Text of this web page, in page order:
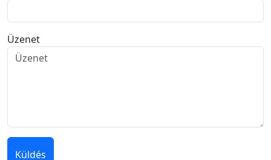
Üzenet
Küldés